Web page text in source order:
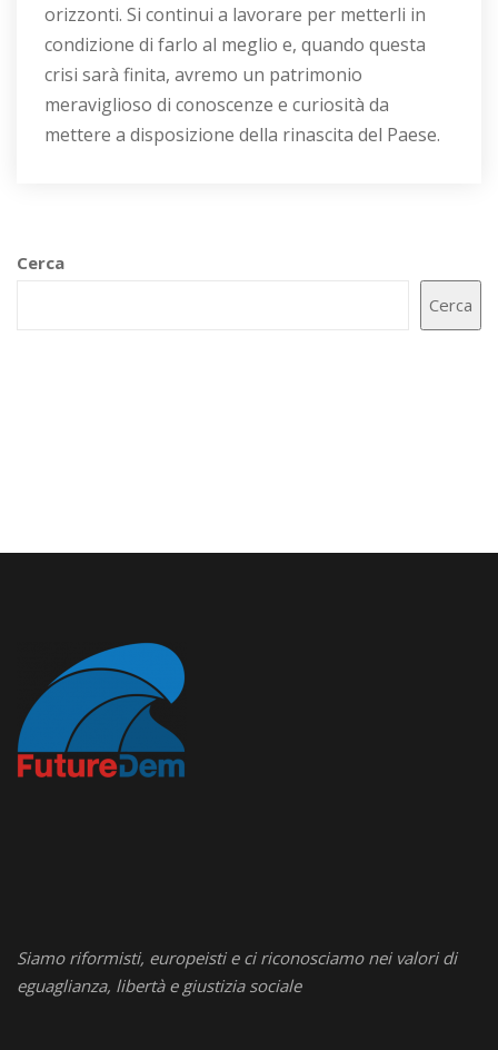
orizzonti. Si continui a lavorare per metterli in
condizione di farlo al meglio e, quando questa
crisi sarà finita, avremo un patrimonio
meraviglioso di conoscenze e curiosità da
mettere a disposizione della rinascita del Paese.
Cerca
Cerca
Siamo riformisti, europeisti e ci riconosciamo nei valori di
eguaglianza, libertà e giustizia sociale